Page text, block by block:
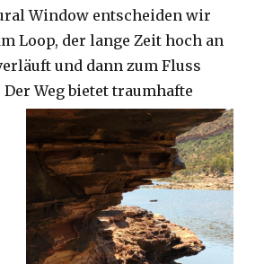
Window entscheiden wir
Loop, der lange Zeit hoch an
und dann zum Fluss
Weg bietet traumhafte